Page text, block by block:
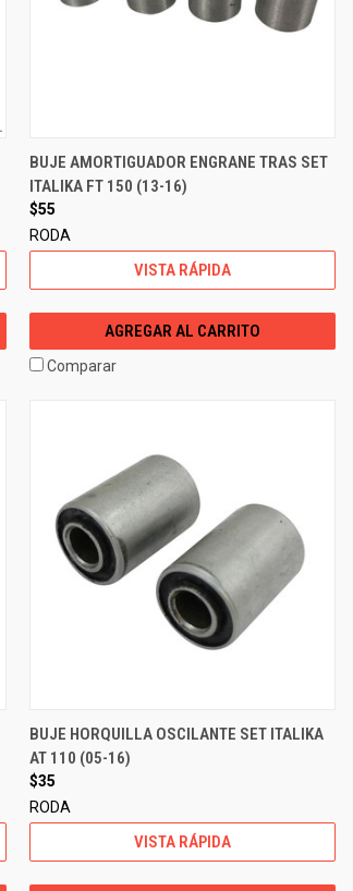
BUJE AMORTIGUADOR ENGRANE TRAS SET
ITALIKA FT 150 (13-16)
$55
RODA
VISTA RÁPIDA
AGREGAR AL CARRITO
Comparar
BUJE HORQUILLA OSCILANTE SET ITALIKA
AT 110 (05-16)
$35
RODA
VISTA RÁPIDA